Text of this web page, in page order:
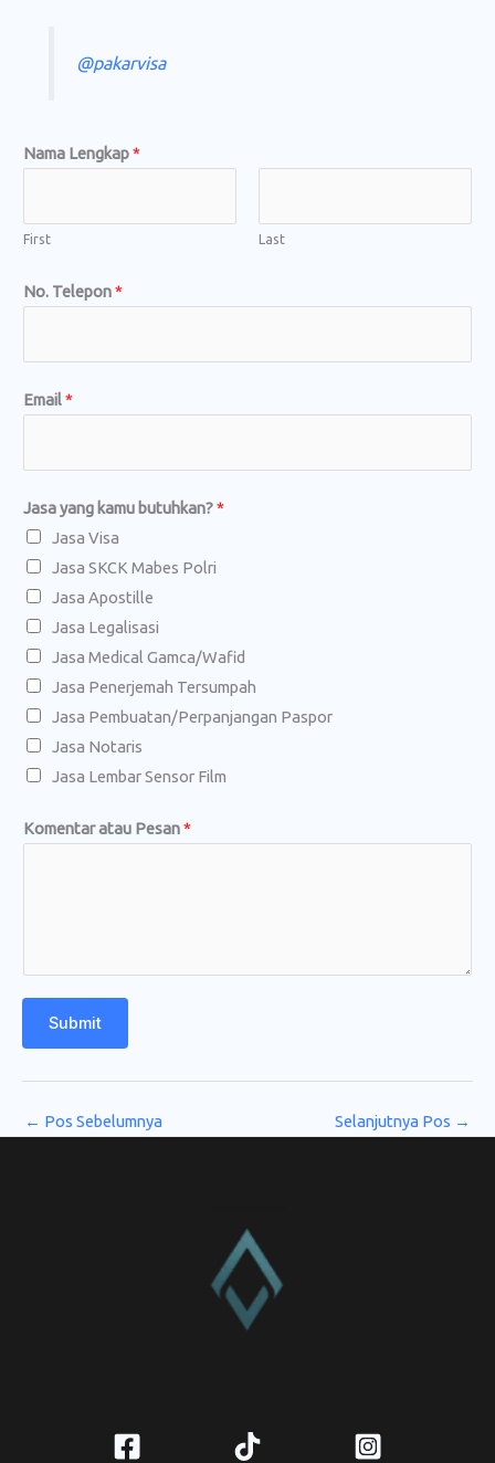
@pakarvisa
Nama Lengkap*
First Last
No. Telepon*
Email*
Jasa yang kamu butuhkan?*
Jasa Visa
Jasa SKCK Mabes Polri
Jasa Apostille
Jasa Legalisasi
Jasa Medical Gamca/Wafid
Jasa Penerjemah Tersumpah
Jasa Pembuatan/Perpanjangan Paspor
Jasa Notaris
Jasa Lembar Sensor Film
a
Komentar atau Pesan*
Submit
← Pos Sebelumnya Selanjutnya Pos →